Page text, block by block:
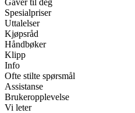
Gaver til deg
Spesialpriser
Uttalelser
Kjøpsråd
Håndbøker
Klipp
Info
Ofte stilte spørsmål
Assistanse
Brukeropplevelse
Vi leter